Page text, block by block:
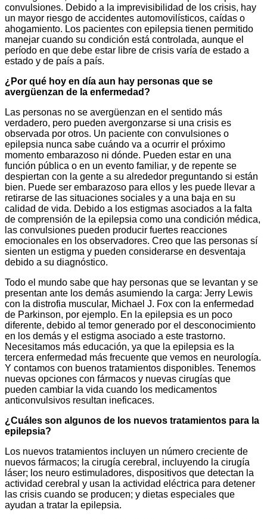
convulsiones. Debido a la imprevisibilidad de los crisis, hay
un mayor riesgo de accidentes automovilísticos, caídas o
ahogamiento. Los pacientes con epilepsia tienen permitido
manejar cuando su condición está controlada, aunque el
período en que debe estar libre de crisis varía de estado a
estado y de país a país.
¿Por qué hoy en día aun hay personas que se
avergüenzan de la enfermedad?
Las personas no se avergüenzan en el sentido más
verdadero, pero pueden avergonzarse si una crisis es
observada por otros. Un paciente con convulsiones o
epilepsia nunca sabe cuándo va a ocurrir el próximo
momento embarazoso ni dónde. Pueden estar en una
función pública o en un evento familiar, y de repente se
despiertan con la gente a su alrededor preguntando si están
bien. Puede ser embarazoso para ellos y les puede llevar a
retirarse de las situaciones sociales y a una baja en su
calidad de vida. Debido a los estigmas asociados a la falta
de comprensión de la epilepsia como una condición médica,
las convulsiones pueden producir fuertes reacciones
emocionales en los observadores. Creo que las personas sí
sienten un estigma y pueden considerarse en desventaja
debido a su diagnóstico.
Todo el mundo sabe que hay personas que se levantan y se
presentan ante los demás asumiendo la carga: Jerry Lewis
con la distrofia muscular, Michael J. Fox con la enfermedad
de Parkinson, por ejemplo. En la epilepsia es un poco
diferente, debido al temor generado por el desconocimiento
en los demás y el estigma asociado a este trastorno.
Necesitamos más educación, ya que la epilepsia es la
tercera enfermedad más frecuente que vemos en neurología.
Y contamos con buenos tratamientos disponibles. Tenemos
nuevas opciones con fármacos y nuevas cirugías que
pueden cambiar la vida cuando los medicamentos
anticonvulsivos resultan ineficaces.
¿Cuáles son algunos de los nuevos tratamientos para la
epilepsia?
Los nuevos tratamientos incluyen un número creciente de
nuevos fármacos; la cirugía cerebral, incluyendo la cirugía
láser; los neuro estimuladores, dispositivos que detectan la
actividad cerebral y usan la actividad eléctrica para detener
las crisis cuando se producen; y dietas especiales que
ayudan a tratar la epilepsia.